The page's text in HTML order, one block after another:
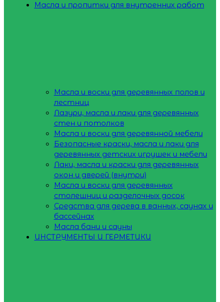
Масла и пропитки для внутренних работ
Масла и воски для деревянных полов и
лестниц
Лазури, масла и лаки для деревянных
стен и потолков
Масла и воски для деревянной мебели
Безопасные краски, масла и лаки для
деревянных детских игрушек и мебели
Лаки, масла и краски для деревянных
окон и дверей (внутри)
Масла и воски для деревянных
столешниц и разделочных досок
Средства для дерева в ванных, саунах и
бассейнах
Масла бани и сауны
ИНСТРУМЕНТЫ И ГЕРМЕТИКИ